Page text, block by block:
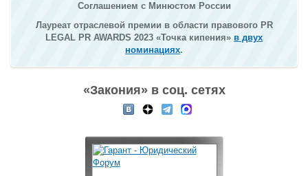
Соглашением с Минюстом России
Лауреат отраслевой премии в области правового PR
LEGAL PR AWARDS 2023 «Точка кипения» в двух
номинациях.
«Закония» в соц. сетях